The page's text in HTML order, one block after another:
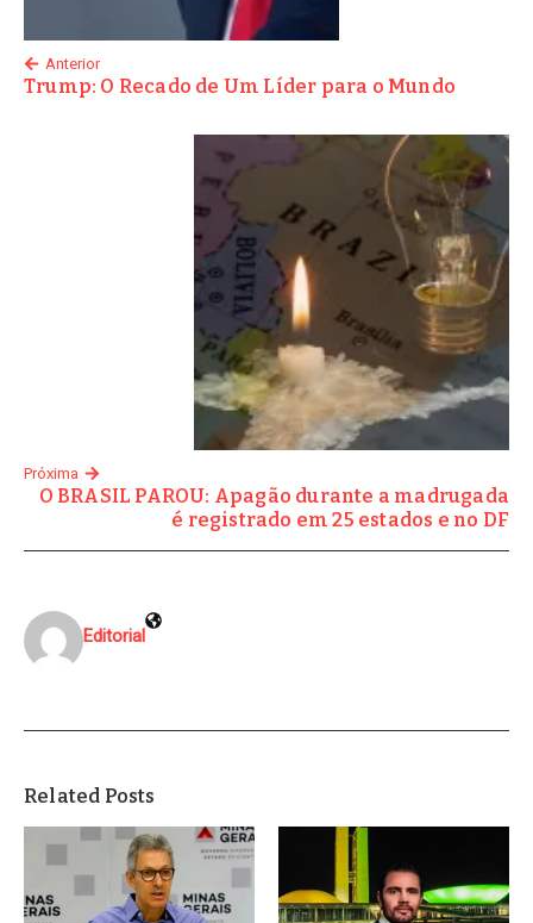
Anterior
Trump: O Recado de Um Líder para o Mundo
Próxima
O BRASIL PAROU: Apagão durante a madrugada
é registrado em 25 estados e no DF
Editorial
Related Posts